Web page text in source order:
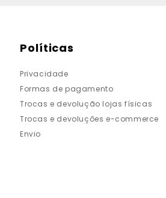
Políticas
Privacidade
Formas de pagamento
Trocas e devolução lojas físicas
Trocas e devoluções e-commerce
Envio